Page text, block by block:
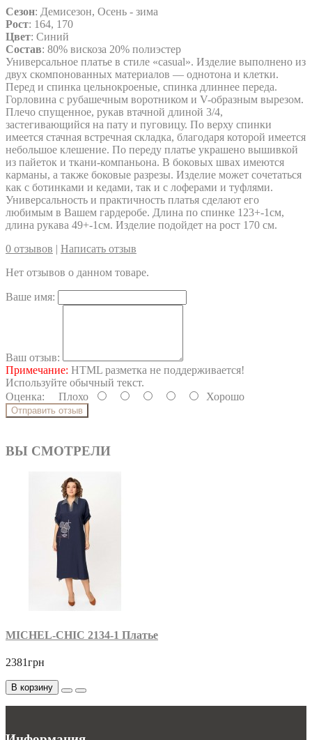
Сезон: Демисезон, Осень - зима
Рост: 164, 170
Цвет: Синий
Состав: 80% вискоза 20% полиэстер
Универсальное платье в стиле «casual». Изделие выполнено из
двух скомпонованных материалов — однотона и клетки.
Перед и спинка цельнокроеные, спинка длиннее переда.
Горловина с рубашечным воротником и V-образным вырезом.
Плечо спущенное, рукав втачной длиной 3/4,
застегивающийся на пату и пуговицу. По верху спинки
имеется стачная встречная складка, благодаря которой имеется
небольшое клешение. По переду платье украшено вышивкой
из пайеток и ткани-компаньона. В боковых швах имеются
карманы, а также боковые разрезы. Изделие может сочетаться
как с ботинками и кедами, так и с лоферами и туфлями.
Универсальность и практичность платья сделают его
любимым в Вашем гардеробе. Длина по спинке 123+-1см,
длина рукава 49+-1см. Изделие подойдет на рост 170 см.
0 отзывов | Написать отзыв
Нет отзывов о данном товаре.
Ваше имя:
Ваш отзыв:
Примечание: HTML разметка не поддерживается!
Используйте обычный текст.
Оценка: Плохо Хорошо
Отправить отзыв
ВЫ СМОТРЕЛИ
MICHEL-CHIC 2134-1 Платье
2381грн
В корзину